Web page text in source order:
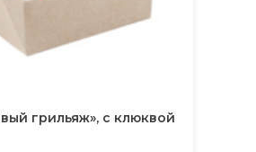
грильяж», с клюквой